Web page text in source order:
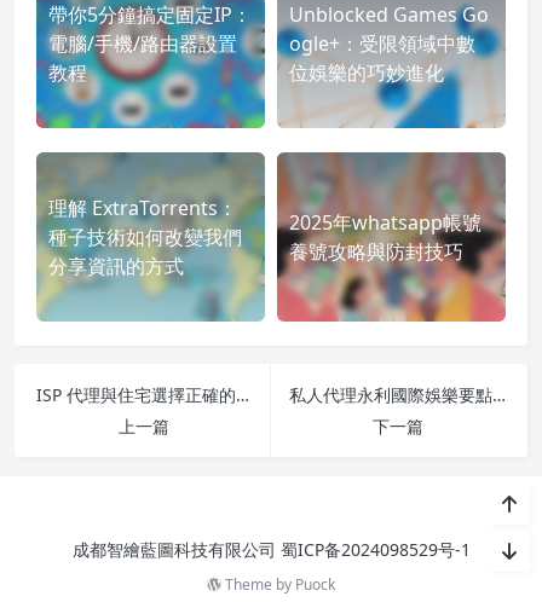
帶你5分鐘搞定固定IP：
電腦/手機/路由器設置
教程
Unblocked Games Go
ogle+：受限領域中數
位娛樂的巧妙進化
理解 ExtraTorrents：
種子技術如何改變我們
分享資訊的方式
2025年whatsapp帳號
養號攻略與防封技巧
ISP 代理與住宅選擇正確的解決方案
上一篇
私人代理永利國際娛樂要點：瞭解網絡科學，實現可靠的代理使用
下一篇
成都智繪藍圖科技有限公司 蜀ICP备2024098529号-1
Theme by Puock